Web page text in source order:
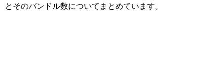
とそのバンドル数についてまとめています。